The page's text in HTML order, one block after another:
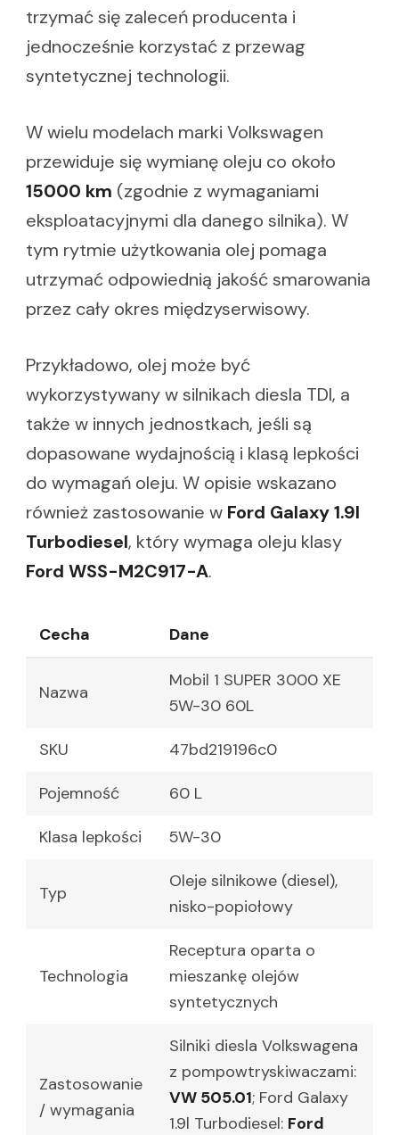
trzymać się zaleceń producenta i
jednocześnie korzystać z przewag
syntetycznej technologii.
W wielu modelach marki Volkswagen
przewiduje się wymianę oleju co około
15000 km (zgodnie z wymaganiami
eksploatacyjnymi dla danego silnika). W
tym rytmie użytkowania olej pomaga
utrzymać odpowiednią jakość smarowania
przez cały okres międzyserwisowy.
Przykładowo, olej może być
wykorzystywany w silnikach diesla TDI, a
także w innych jednostkach, jeśli są
dopasowane wydajnością i klasą lepkości
do wymagań oleju. W opisie wskazano
również zastosowanie w Ford Galaxy 1.9l
Turbodiesel, który wymaga oleju klasy
Ford WSS-M2C917-A.
Cecha Dane
Nazwa
Mobil 1 SUPER 3000 XE
5W-30 60L
SKU 47bd219196c0
Pojemność 60 L
Klasa lepkości 5W-30
Typ
Oleje silnikowe (diesel),
nisko-popiołowy
Technologia
Receptura oparta o
mieszankę olejów
syntetycznych
Zastosowanie
/ wymagania
Silniki diesla Volkswagena
z pompowtryskiwaczami:
VW 505.01; Ford Galaxy
1.9l Turbodiesel: Ford